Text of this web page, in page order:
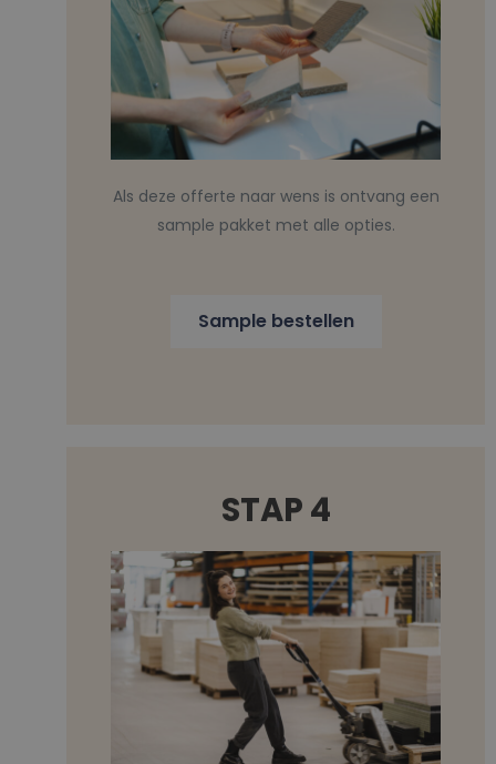
Als deze offerte naar wens is ontvang een
sample pakket met alle opties.
Sample bestellen
STAP 4